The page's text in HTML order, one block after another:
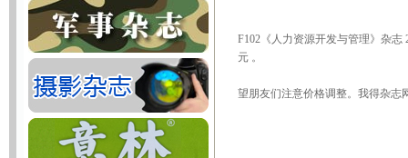
F102《人力资源开发与管理》杂志
元 。
望朋友们注意价格调整。我得杂志